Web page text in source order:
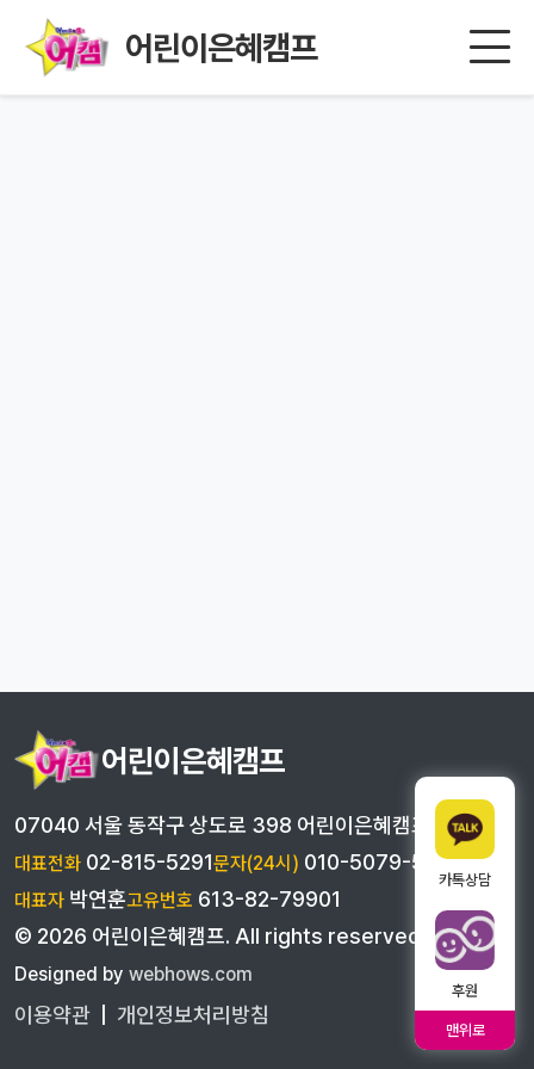
어린이은혜캠프
카톡상담
후원
맨위로
어린이은혜캠프
07040 서울 동작구 상도로 398 어린이은혜캠프
대표전화 02-815-5291문자(24시) 010-5079-5291
대표자 박연훈고유번호 613-82-79901
© 2026 어린이은혜캠프. All rights reserved
Designed by webhows.com
이용약관 개인정보처리방침